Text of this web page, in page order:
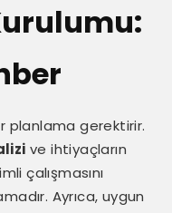
planlama gerektirir.
ve ihtiyaçların
çalışmasını
Ayrıca, uygun